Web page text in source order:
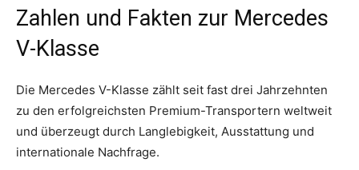
Zahlen und Fakten zur Mercedes
V-Klasse
Die Mercedes V-Klasse zählt seit fast drei Jahrzehnten
zu den erfolgreichsten Premium-Transportern weltweit
und überzeugt durch Langlebigkeit, Ausstattung und
internationale Nachfrage.